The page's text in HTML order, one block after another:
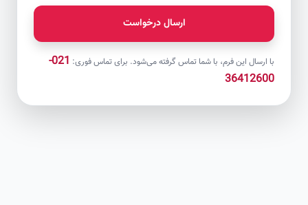
ارسال درخواست
با ارسال این فرم، با شما تماس گرفته می‌شود. برای تماس فوری:
021-
36412600